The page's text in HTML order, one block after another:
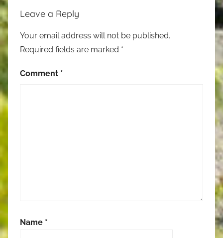
Leave a Reply
Your email address will not be published.
Required fields are marked *
Comment *
Name *